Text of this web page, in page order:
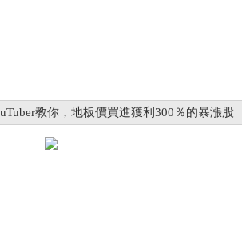
教你，地板價買進獲利300％的暴漲股